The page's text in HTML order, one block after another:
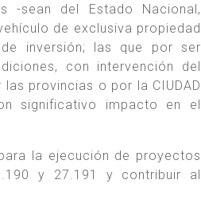
-sean del Estado Nacional,
de exclusiva propiedad
inversión; las que por ser
con intervención del
provincias o por la CIUDAD
significativo impacto en el
la ejecución de proyectos
y 27.191 y contribuir al